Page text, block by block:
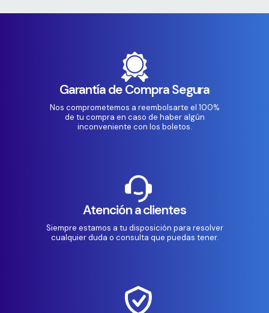
Garantía de Compra Segura
Nos comprometemos a reembolsarte el 100%
de tu compra en caso de haber algún
inconveniente con los boletos.
Atención a clientes
Siempre estamos a tu disposición para resolver
cualquier duda o consulta que puedas tener.